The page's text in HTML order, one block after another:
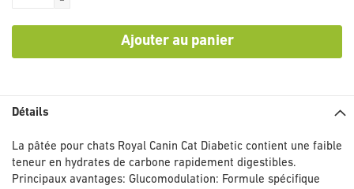
Ajouter au panier
Détails
La pâtée pour chats Royal Canin Cat Diabetic contient une faible
teneur en hydrates de carbone rapidement digestibles.
Principaux avantages: Glucomodulation: Formule spécifique